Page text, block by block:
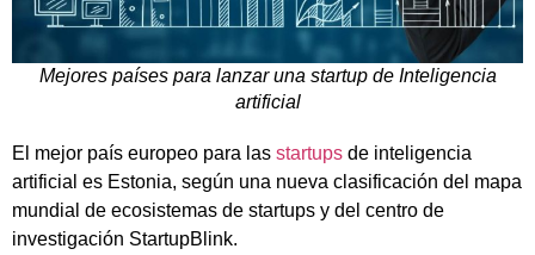
Mejores países para lanzar una startup de Inteligencia
artificial
El mejor país europeo para las startups de inteligencia
artificial es Estonia, según una nueva clasificación del mapa
mundial de ecosistemas de startups y del centro de
investigación StartupBlink.